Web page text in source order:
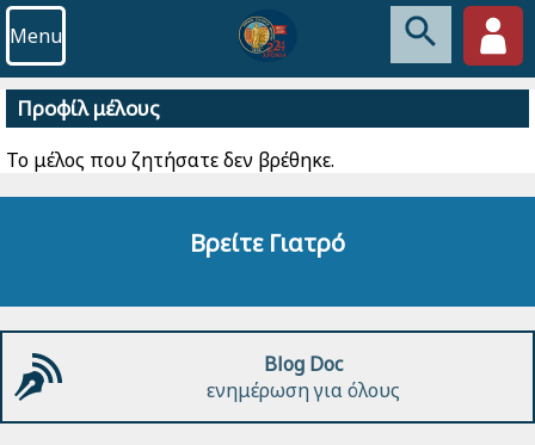
Menu
Προφίλ μέλους
Το μέλος που ζητήσατε δεν βρέθηκε.
Βρείτε Γιατρό
Blog Doc
ενημέρωση για όλους